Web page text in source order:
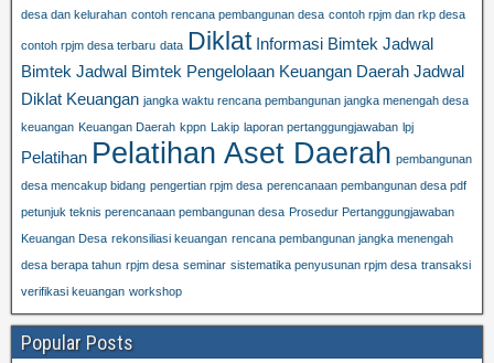
desa dan kelurahan contoh rencana pembangunan desa contoh rpjm dan rkp desa
contoh rpjm desa terbaru data Diklat Informasi Bimtek Jadwal
Bimtek Jadwal Bimtek Pengelolaan Keuangan Daerah Jadwal
Diklat Keuangan jangka waktu rencana pembangunan jangka menengah desa
keuangan Keuangan Daerah kppn Lakip laporan pertanggungjawaban lpj
Pelatihan Pelatihan Aset Daerah pembangunan
desa mencakup bidang pengertian rpjm desa perencanaan pembangunan desa pdf
petunjuk teknis perencanaan pembangunan desa Prosedur Pertanggungjawaban
Keuangan Desa rekonsiliasi keuangan rencana pembangunan jangka menengah
desa berapa tahun rpjm desa seminar sistematika penyusunan rpjm desa transaksi
verifikasi keuangan workshop
Popular Posts